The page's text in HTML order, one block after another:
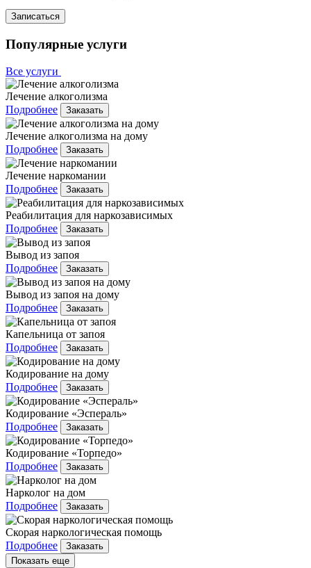
Записаться
Популярные услуги
Все услуги
Лечение алкоголизма
Подробнее
Заказать
Лечение алкоголизма на дому
Подробнее
Заказать
Лечение наркомании
Подробнее
Заказать
Реабилитация для наркозависимых
Подробнее
Заказать
Вывод из запоя
Подробнее
Заказать
Вывод из запоя на дому
Подробнее
Заказать
Капельница от запоя
Подробнее
Заказать
Кодирование на дому
Подробнее
Заказать
Кодирование «Эспераль»
Подробнее
Заказать
Кодирование «Торпедо»
Подробнее
Заказать
Нарколог на дом
Подробнее
Заказать
Скорая наркологическая помощь
Подробнее
Заказать
Показать еще